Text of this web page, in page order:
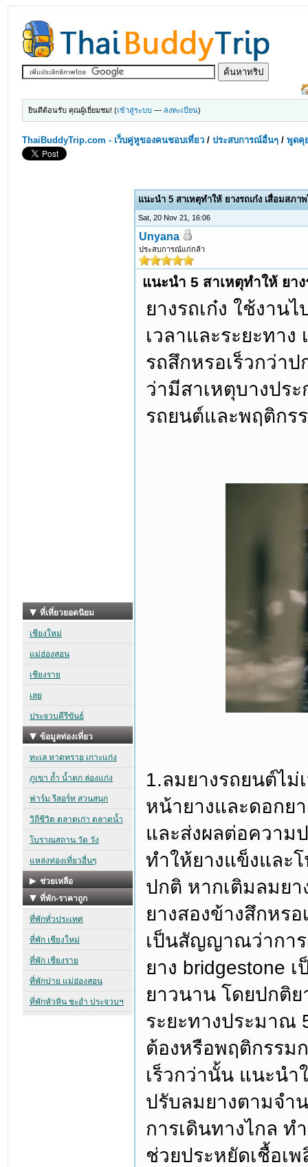
ยินดีต้อนรับ คุณผู้เยี่ยมชม! (เข้าสู่ระบบ — ลงทะเบียน)
ThaiBuddyTrip.com - เว็บคู่หูของคนชอบเที่ยว /ประสบการณ์อื่นๆ /พูดคุ
แนะนำ 5 สาเหตุทำให้ ยางรถเก๋ง เสื่อมสภา
Sat, 20 Nov 21, 16:06
Unyana
ประสบการณ์แก่กล้า
แนะนำ 5 สาเหตุทำให้ ยาง
ยางรถเก๋ง ใช้งาน
เวลาและระยะทา
รถสึกหรอเร็วกว่า
ว่ามีสาเหตุบางปร
รถยนต์และพฤติกร
1.ลมยางรถยนต์ไม่
หน้ายางและดอกย
และส่งผลต่อความ
ทำให้ยางแข็งและ
ปกติ หากเติมลมย
ยางสองข้างสึกหร
เป็นสัญญาณว่ากา
ยาง bridgestone
ยาวนาน โดยปกติย
ระยะทางประมาณ
ต้องหรือพฤติกรรม
เร็วกว่านั้น แนะนำ
ปรับลมยางตามจำ
การเดินทางไกล ท
ช่วยประหยัดเชื้อเพ